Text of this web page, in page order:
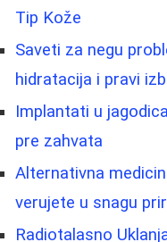
Tip Kože
Saveti za negu
hidratacija i pravi
Implantati u
pre zahvata
Alternativna
verujete u snagu
Radiotalasno